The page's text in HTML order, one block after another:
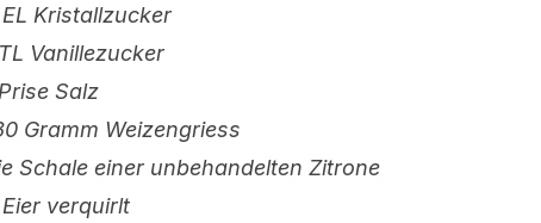
Kristallzucker
Vanillezucker
Salz
Gramm Weizengriess
Schale einer unbehandelten Zitrone
verquirlt